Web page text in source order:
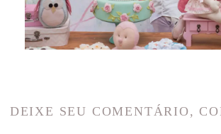
DEIXE SEU COMENTÁRIO,